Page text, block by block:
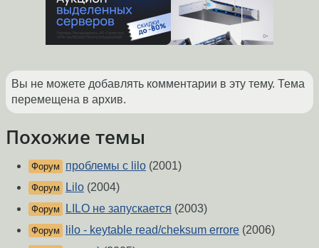
Вы не можете добавлять комментарии в эту тему. Тема
перемещена в архив.
Похожие темы
Форум проблемы с lilo (2001)
Форум Lilo (2004)
Форум LILO не запускается (2003)
Форум lilo - keytable read/cheksum errore (2006)